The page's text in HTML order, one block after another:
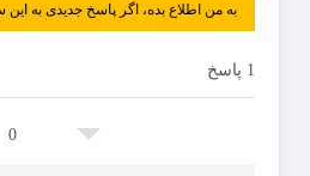
به من اطلاع بده، اگر پاسخ جدیدی به
1 پاسخ
0